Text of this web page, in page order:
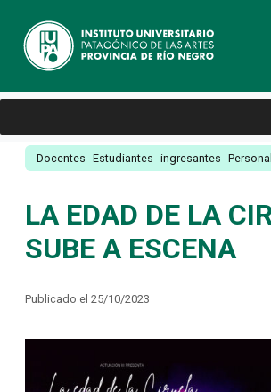
Docentes Estudiantes ingresantes
LA EDAD DE LA
SUBE A ESCENA
Publicado el 25/10/2023